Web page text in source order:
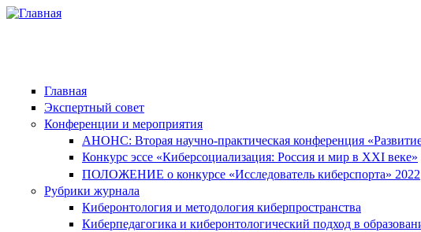
Главная
Экспертный совет
Конференции и мероприятия
АНОНС: Вторая научно-практическая конференция
Конкурс эссе «Киберсоциализация: Россия и мир в XXI веке»
ПОЛОЖЕНИЕ о конкурсе «Исследователь киберспорта» 2022
Рубрики журнала
Киберонтология и методология киберпространства
Киберпедагогика и киберонтологический подход в